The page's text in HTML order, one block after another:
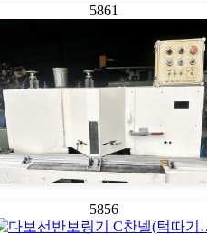
5861
45도90도 절단기 (액자접…
5856